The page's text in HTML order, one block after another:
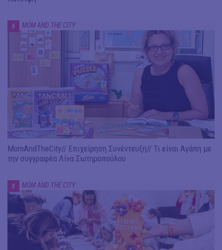
# MOM AND THE CITY
MomAndTheCity// Επιχείρηση Συνέντευξη// Τι είναι Αγάπη με
την συγγραφέα Λίνα Σωτηροπούλου
# MOM AND THE CITY